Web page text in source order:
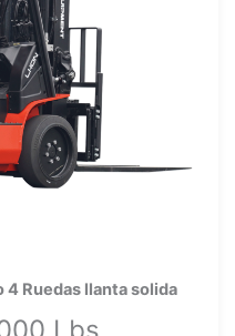
Ruedas llanta solida